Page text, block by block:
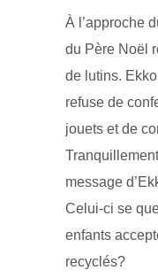
À l’approche
du Père Noël
de lutins. Ekko
refuse de
jouets et de
message
Celui-ci se
enfants
recyclés?